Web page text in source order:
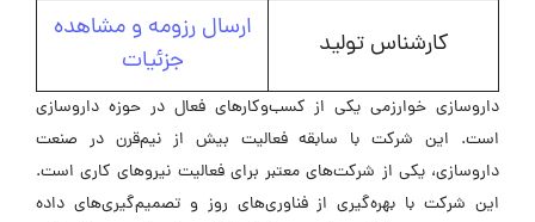
کارشناس تولید
ارسال رزومه و مشاهده
جزئیات
داروسازی خوارزمی یکی از کسب‌وکارهای فعال در حوزه داروسازی
است. این شرکت با سابقه فعالیت بیش از نیم‌قرن در صنعت
داروسازی، یکی از شرکت‌های معتبر برای فعالیت نیروهای کاری است.
این شرکت با بهره‌گیری از فناوری‌های روز و تصمیم‌گیری‌های داده